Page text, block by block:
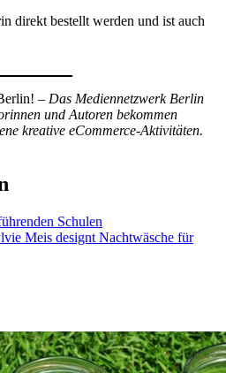
direkt bestellt werden und ist auch
– Das Mediennetzwerk Berlin
und Autoren bekommen
kreative eCommerce-Aktivitäten.
Schulen
Meis designt Nachtwäsche für